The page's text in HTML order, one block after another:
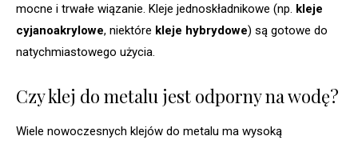
mocne i trwałe wiązanie. Kleje jednoskładnikowe (np. kleje
cyjanoakrylowe, niektóre kleje hybrydowe) są gotowe do
natychmiastowego użycia.
Czy klej do metalu jest odporny na wodę?
Wiele nowoczesnych klejów do metalu ma wysoką